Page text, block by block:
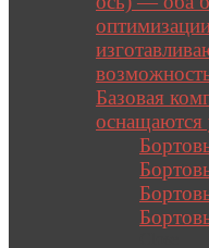
Базовая